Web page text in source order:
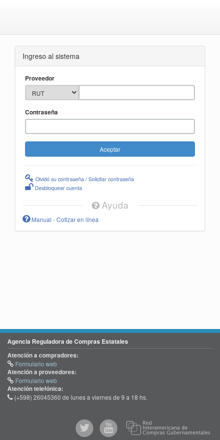
Ingreso al sistema
Proveedor
Contraseña
Olvidó su contraseña / Solicitar contraseña
Desbloquear cuenta
Ayuda
Manual - Cotizar en línea
Agencia Reguladora de Compras Estatales
Atención a compradores:
Formulario web
Atención a proveedores:
Formulario web
Atención telefónica:
(+598) 26045360 de lunes a viernes de 9 a 18 hs.
@comprasgubuy
ACCE